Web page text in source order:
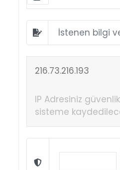
216.73.216.193
IP Adresiniz
sisteme